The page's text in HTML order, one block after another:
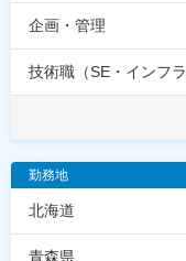
企画・管理
技術職（SE・インフ
勤務地
北海道
青森県